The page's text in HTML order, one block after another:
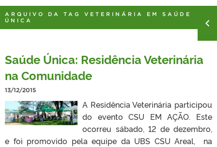
CONCURSOS
EDITAIS
OUVIDORIA
PORTARIAS
TELEFONES
ARQUIVO DA TAG VETERINÁRIA EM SAÚDE
ÚNICA
Saúde Única: Residência Veterinária
na Comunidade
13/12/2015
A Residência Veterinária participou
do evento CSU EM AÇÃO. Este
ocorreu sábado, 12 de dezembro,
e foi promovido pela equipe da UBS CSU Areal, na